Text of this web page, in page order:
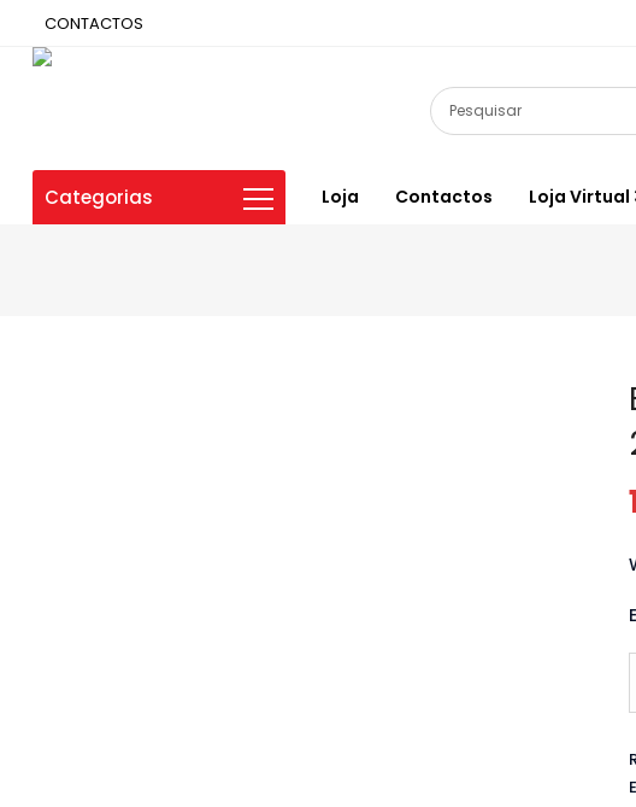
CONTACTOS
Categorias Loja Contactos Loja Virtual
A